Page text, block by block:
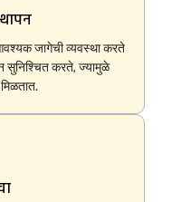
जागेची व्यवस्था करते
सुनिश्चित करते, ज्यामुळे